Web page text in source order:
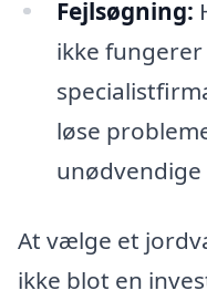
Fejlsøgning:
ikke
løse
At vælge et
ikke blot en